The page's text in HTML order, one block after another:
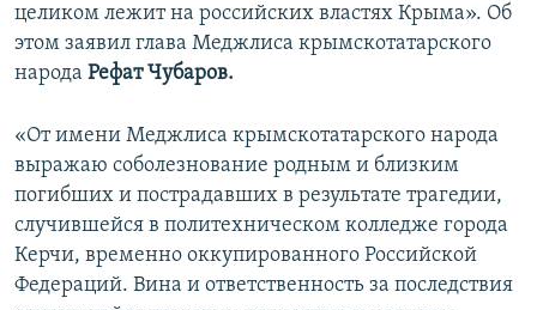
ПРОПАВШИЕ БЕЗ ВЕСТИ
ПОБЕДИТЕЛЕЙ НЕ СУДЯТ?
КРЫМ.НЕПОКОРЕННЫЙ
ELIFBE
УКРАИНСКАЯ ПРОБЛЕМА КРЫМА
Qırımtatar
ПРИСОЕДИНЯЙТЕСЬ!
Все сайты RFE/RL
целиком лежит на российских властях Крыма». Об
этом заявил глава Меджлиса крымскотатарского
народа Рефат Чубаров.
«От имени Меджлиса крымскотатарского народа
выражаю соболезнование родным и близким
погибших и пострадавших в результате трагедии,
случившейся в политехническом колледже города
Керчи, временно оккупированного Российской
Федераций. Вина и ответственность за последствия